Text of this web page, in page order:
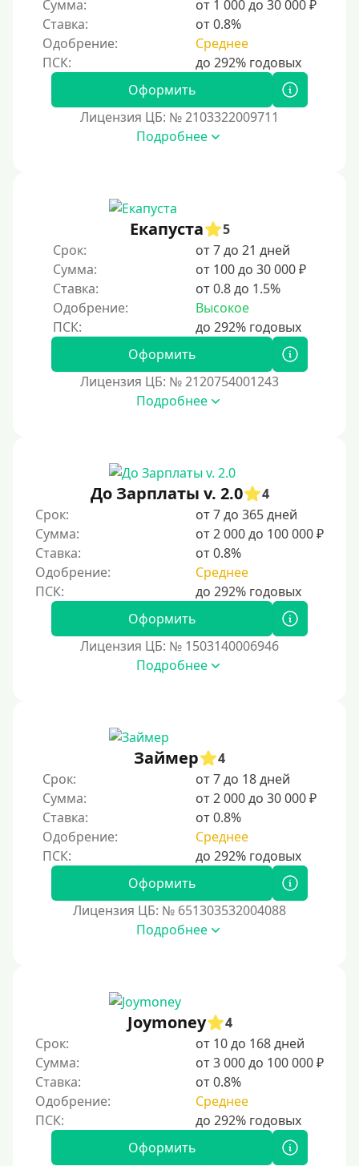
Залог
Под залог ПТС
Без залога
Под залог
Под залог недвижимости
Под ПТС спецтехники
Под ПТС грузового автомобиля
Авто без ПТС
Цель
На Новый Год
Чтобы улучшить кредитную историю, важно
регулярно погашать долги, избегать просрочек и
контролировать кредитный рейтинг. Также полезно
использовать кредитные продукты ответственно и
Для бизнеса
Документы
Без документов
По ИНН
По загранпаспорту
По паспорту
Без паспорта
По фото
Без фото
Без подтверждения дохода
Без справок и поручителей
С пролонгацией (продлением)
Под высокий процент
Без комиссии
В рассрочку
С ежемесячным платежом
Сумма:
от 1 000 до 30 000 ₽
Ставка:
от 0.8%
Одобрение:
Среднее
Оформить
Лицензия ЦБ: № 2103322009711
Подробнее
Екапуста
5
Срок:
от 7 до 21 дней
Сумма:
от 100 до 30 000 ₽
Ставка:
от 0.8 до 1.5%
Одобрение:
Высокое
Оформить
Лицензия ЦБ: № 2120754001243
Подробнее
До Зарплаты v. 2.0
4
Срок:
от 7 до 365 дней
Сумма:
от 2 000 до 100 000 ₽
Ставка:
от 0.8%
Одобрение:
Среднее
Оформить
Лицензия ЦБ: № 1503140006946
Подробнее
Займер
4
Срок:
от 7 до 18 дней
Сумма:
от 2 000 до 30 000 ₽
Ставка:
от 0.8%
Одобрение:
Среднее
Оформить
Лицензия ЦБ: № 651303532004088
Подробнее
Joymoney
4
Срок:
от 10 до 168 дней
Сумма:
от 3 000 до 100 000 ₽
Ставка:
от 0.8%
Одобрение:
Среднее
Оформить